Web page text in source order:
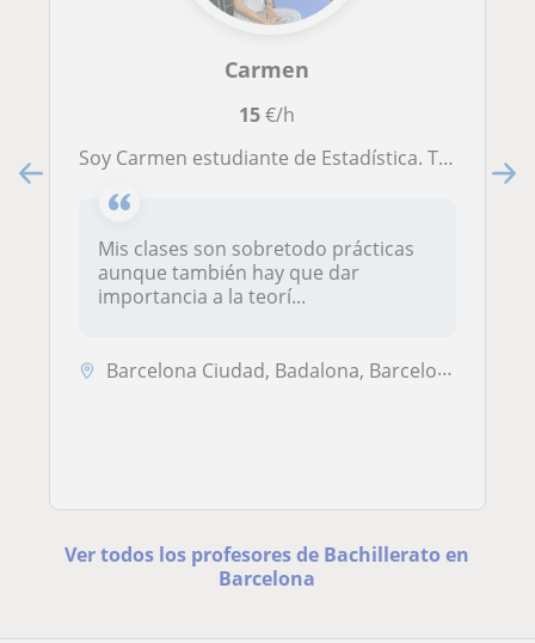
Carmen
15€/h
Soy Carmen estudiante de Estadística. Tengo 20 años e hice el bachillerato social con mención de honor.
Mis clases son sobretodo prácticas
aunque también hay que dar
importancia a la teorí...
Barcelona Ciudad, Badalona, Barcelona (Ciudad), Sant Adrià de Besòs, S...
Ver todos los profesores de Bachillerato en
Barcelona